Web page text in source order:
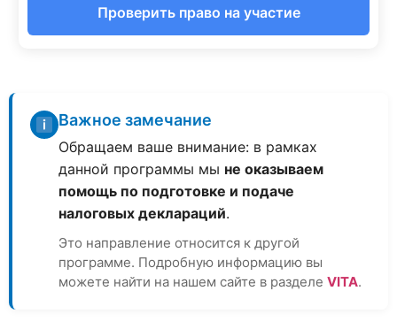
Проверить право на участие
Важное замечание
Обращаем ваше внимание: в рамках
данной программы мы не оказываем
помощь по подготовке и подаче
налоговых деклараций.
Это направление относится к другой
программе. Подробную информацию вы
можете найти на нашем сайте в разделе VITA.